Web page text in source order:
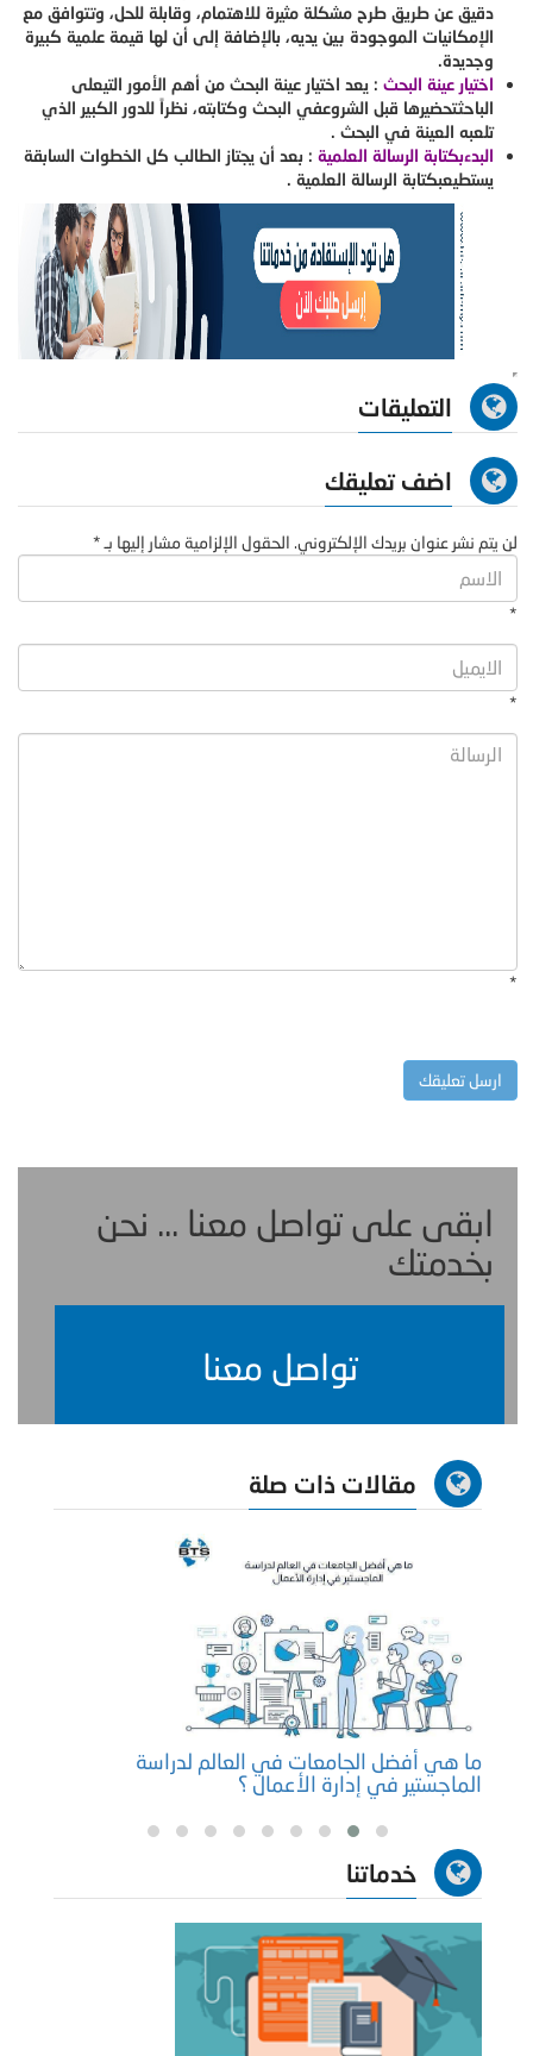
دقيق عن طريق طرح مشكلة مثيرة للاهتمام، وقابلة للحل، وتتوافق مع
الإمكانيات الموجودة بين يديه، بالإضافة إلى أن لها قيمة علمية كبيرة
وجديدة.
اختيار عينة البحث : يعد اختيار عينة البحث من أهم الأمور التيعلى
الباحثتحضيرها قبل الشروعفي البحث وكتابته، نظراً للدور الكبير الذي
تلعبه العينة في البحث .
البدءبكتابة الرسالة العلمية : بعد أن يجتاز الطالب كل الخطوات السابقة
يستطيعبكتابة الرسالة العلمية .
التعليقات
اضف تعليقك
لن يتم نشر عنوان بريدك الإلكتروني. الحقول الإلزامية مشار إليها بـ *
*
*
*
ابقى على تواصل معنا ... نحن
بخدمتك
تواصل معنا
مقالات ذات صلة
ما هي أفضل الجامعات في العالم لدراسة
الماجستير في إدارة الأعمال ؟
خدماتنا